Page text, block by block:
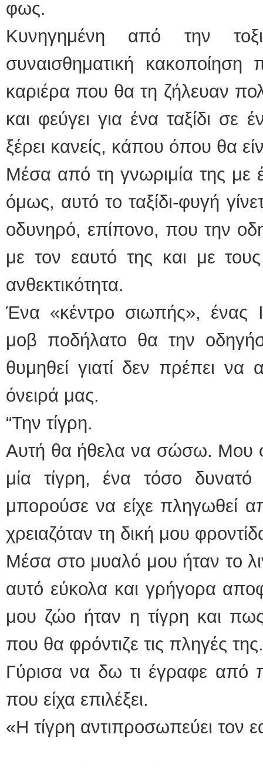
φως.
Κυνηγημένη από την
συναισθηματική κακοποίηση
καριέρα που θα τη ζήλευαν
και φεύγει για ένα ταξίδι
ξέρει κανείς, κάπου όπου θα
Μέσα από τη γνωριμία της με
όμως, αυτό το ταξίδι-φυγή
οδυνηρό, επίπονο, που την
με τον εαυτό της και με
ανθεκτικότητα.
Ένα «κέντρο σιωπής», ένας
μοβ ποδήλατο θα την
θυμηθεί γιατί δεν πρέπει
όνειρά μας.
“Την τίγρη.
Αυτή θα ήθελα να σώσω. Μου
μία τίγρη, ένα τόσο
μπορούσε να είχε πληγωθεί
χρειαζόταν τη δική μου
Μέσα στο μυαλό μου ήταν το
αυτό εύκολα και γρήγορα
μου ζώο ήταν η τίγρη και
που θα φρόντιζε τις πληγές της.
Γύρισα να δω τι έγραφε από
που είχα επιλέξει.
«Η τίγρη αντιπροσωπεύει τον